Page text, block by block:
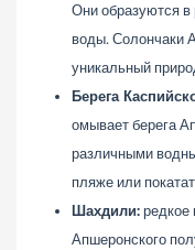
Они образуются в
воды. Солончаки
уникальный
Берега
омывает берега
различными
пляже или
Шахдили:редкое
Апшеронского